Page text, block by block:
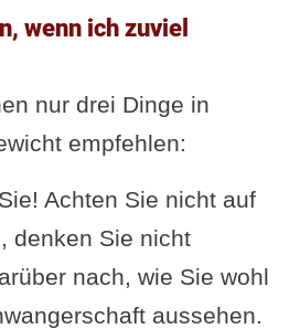
wenn ich zuviel
nur drei Dinge in
empfehlen:
Achten Sie nicht auf
denken Sie nicht
nach, wie Sie wohl
aussehen.